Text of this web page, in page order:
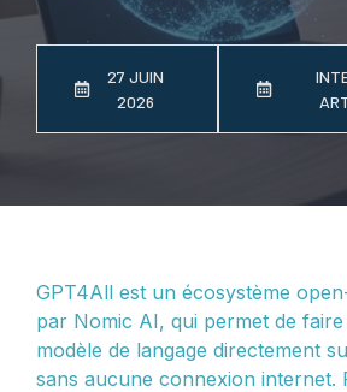
27 JUIN
2026
GPT4All est un écosystème
par Nomic AI, qui permet de
modèle de langage directement
sans aucune connexion internet.